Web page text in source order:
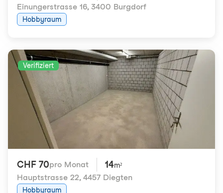
Einungerstrasse 16, 3400 Burgdorf
Hobbyraum
Verifiziert
CHF 70pro Monat 14m²
Hauptstrasse 22, 4457 Diegten
Hobbyraum